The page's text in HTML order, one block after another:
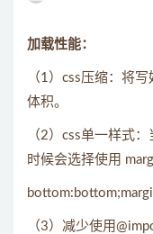
加载性能：
（1）css压缩：将
体积。
（2）css单一样式
时候会选择使用
（3）减少使用